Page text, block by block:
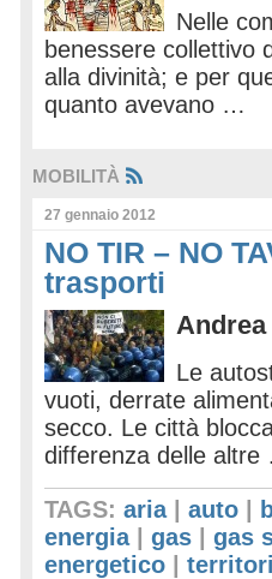
Nelle
benessere collettivo
alla divinità; e per
quanto avevano …
MOBILITÀ
27 gennaio 2012
NO TIR – NO
trasporti
Le
vuoti, derrate
secco. Le città
differenza delle
TAGS: aria| auto
energia| gas gas
energetico